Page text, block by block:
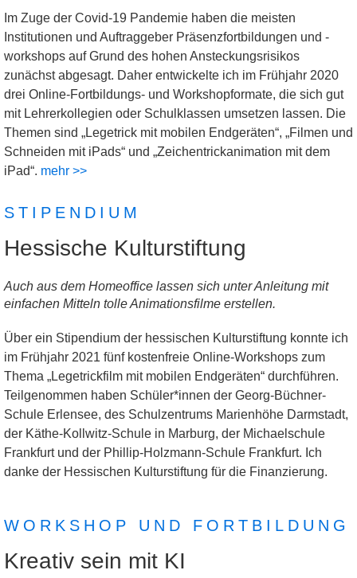
Im Zuge der Covid-19 Pandemie haben die meisten
Institutionen und Auftraggeber Präsenzfortbildungen und -
workshops auf Grund des hohen Ansteckungsrisikos
zunächst abgesagt. Daher entwickelte ich im Frühjahr 2020
drei Online-Fortbildungs- und Workshopformate, die sich gut
mit Lehrerkollegien oder Schulklassen umsetzen lassen. Die
Themen sind „Legetrick mit mobilen Endgeräten“, „Filmen und
Schneiden mit iPads“ und „Zeichentrickanimation mit dem
iPad“. mehr >>
STIPENDIUM
Hessische Kulturstiftung
Auch aus dem Homeoffice lassen sich unter Anleitung mit
einfachen Mitteln tolle Animationsfilme erstellen.
Über ein Stipendium der hessischen Kulturstiftung konnte ich
im Frühjahr 2021 fünf kostenfreie Online-Workshops zum
Thema „Legetrickfilm mit mobilen Endgeräten“ durchführen.
Teilgenommen haben Schüler*innen der Georg-Büchner-
Schule Erlensee, des Schulzentrums Marienhöhe Darmstadt,
der Käthe-Kollwitz-Schule in Marburg, der Michaelschule
Frankfurt und der Phillip-Holzmann-Schule Frankfurt. Ich
danke der Hessischen Kulturstiftung für die Finanzierung.
WORKSHOP UND FORTBILDUNG
Kreativ sein mit KI